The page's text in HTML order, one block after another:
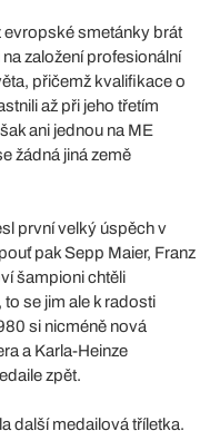
evropské smetánky brát
založení profesionální
přičemž kvalifikace o
až při jeho třetím
ani jednou na ME
žádná jiná země
první velký úspěch v
pak Sepp Maier, Franz
šampioni chtěli
se jim ale k radosti
si nicméně nová
a Karla-Heinze
zpět.
další medailová tříletka.